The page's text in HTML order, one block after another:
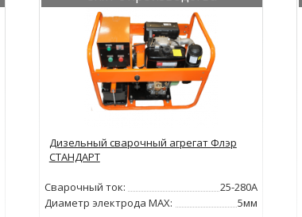
Дизельный сварочный агрегат Флэр
СТАНДАРТ
Сварочный ток:
25-280А
Диаметр электрода MAX:
5мм